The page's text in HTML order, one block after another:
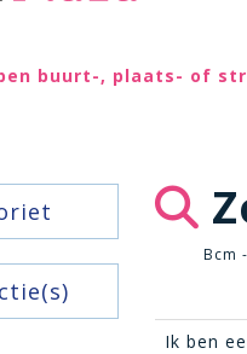
buurt-, plaats- of
Bcm
Ik ben